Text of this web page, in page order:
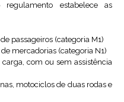
estabelece as
(categoria M1)
(categoria N1)
com ou sem assistência
motociclos de duas rodas e